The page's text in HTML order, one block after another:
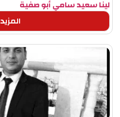
لينا سعيد سامي أبو صفية
المزيد